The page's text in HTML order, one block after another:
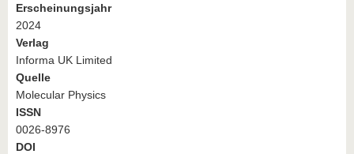
Erscheinungsjahr
2024
Verlag
Informa UK Limited
Quelle
Molecular Physics
ISSN
0026-8976
DOI